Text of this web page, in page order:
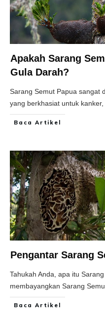
Apakah Sarang
Gula Darah?
Sarang Semut Papua sangat
yang berkhasiat untuk
Baca Artikel
Pengantar Sarang
Tahukah Anda, apa itu
membayangkan Sarang
Baca Artikel